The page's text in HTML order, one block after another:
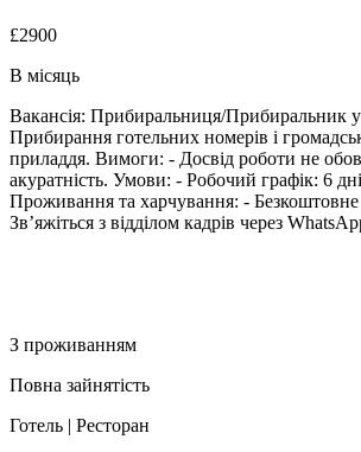
£2900
В місяць
Вакансія: Прибиральниця/Прибиральник у
Прибирання готельних номерів і
приладдя. Вимоги: - Досвід роботи не
акуратність. Умови: - Робочий графік: 6
Проживання та харчування: - Безкоштовне
Зв’яжіться з відділом кадрів через
З проживанням
Повна зайнятість
Готель | Ресторан